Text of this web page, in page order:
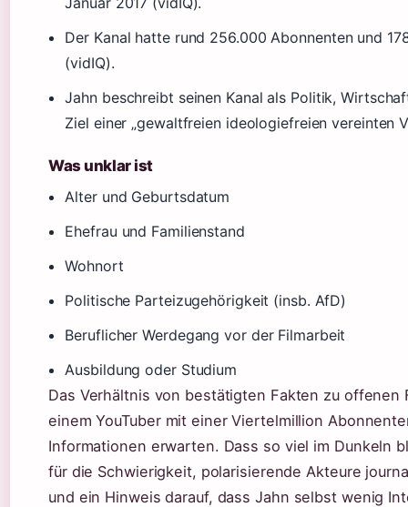
Der Kanal hatte rund 256.000 Abonnenten und
(vidIQ).
Jahn beschreibt seinen Kanal als Politik,
Ziel einer „gewaltfreien ideologiefreien vereinten
Was unklar ist
Alter und Geburtsdatum
Ehefrau und Familienstand
Wohnort
Politische Parteizugehörigkeit (insb. AfD)
Beruflicher Werdegang vor der Filmarbeit
Ausbildung oder Studium
Das Verhältnis von bestätigten Fakten zu offenen
einem YouTuber mit einer Viertelmillion
Informationen erwarten. Dass so viel im Dunkeln
für die Schwierigkeit, polarisierende Akteure
und ein Hinweis darauf, dass Jahn selbst wenig